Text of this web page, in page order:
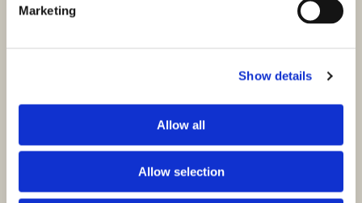
Marketing
Show details
Allow all
Allow selection